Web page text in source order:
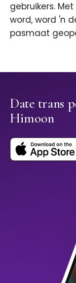
gebruikers.
word, word 'n
pasmaat
Date trans
Himoon